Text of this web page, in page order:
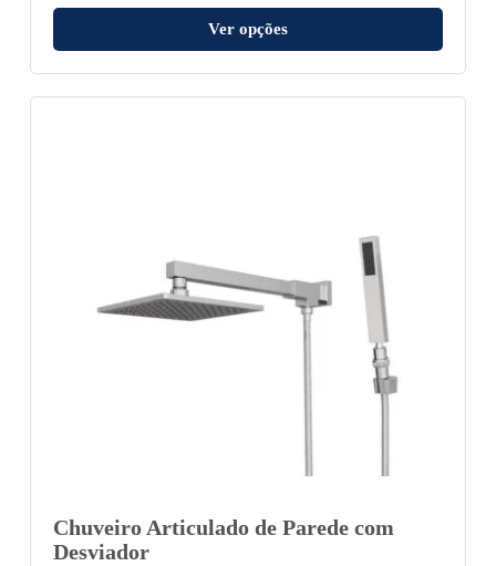
Ver opções
Chuveiro Articulado de Parede com
Desviador